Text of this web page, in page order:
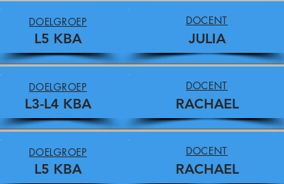
DOELGROEP
L5 KBA
DOCENT
JULIA
DOELGROEP
L3-L4 KBA
DOCENT
RACHAEL
DOELGROEP
L5 KBA
DOCENT
RACHAEL